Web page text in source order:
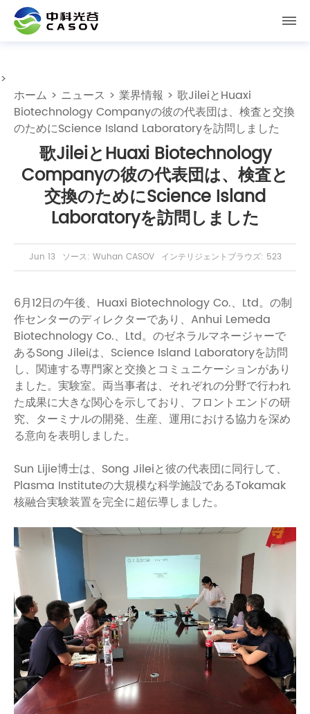
>
ホーム > ニュース > 業界情報 > 歌JileiとHuaxi
Biotechnology Companyの彼の代表団は、検査と交換
のためにScience Island Laboratoryを訪問しました
歌JileiとHuaxi Biotechnology
Companyの彼の代表団は、検査と
交換のためにScience Island
Laboratoryを訪問しました
Jun 13 ソース: Wuhan CASOV インテリジェントブラウズ: 523
6月12日の午後、Huaxi Biotechnology Co.、Ltd。の制
作センターのディレクターであり、Anhui Lemeda
Biotechnology Co.、Ltd。のゼネラルマネージャーで
あるSong Jileiは、Science Island Laboratoryを訪問
し、関連する専門家と交換とコミュニケーションがあり
ました。実験室。両当事者は、それぞれの分野で行われ
た成果に大きな関心を示しており、フロントエンドの研
究、ターミナルの開発、生産、運用における協力を深め
る意向を表明しました。
Sun Lijie博士は、Song Jileiと彼の代表団に同行して、
Plasma Instituteの大規模な科学施設であるTokamak
核融合実験装置を完全に超伝導しました。